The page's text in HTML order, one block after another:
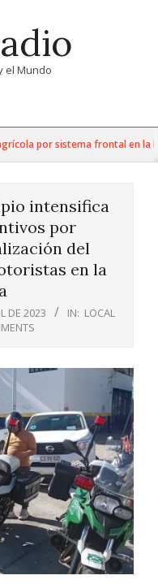
el Mundo
por sistema frontal en la
intensifica
por
del
en la
DE 2023 IN: LOCAL